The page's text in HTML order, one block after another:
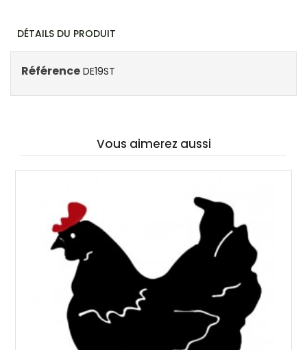
DÉTAILS DU PRODUIT
Référence DE19ST
Vous aimerez aussi